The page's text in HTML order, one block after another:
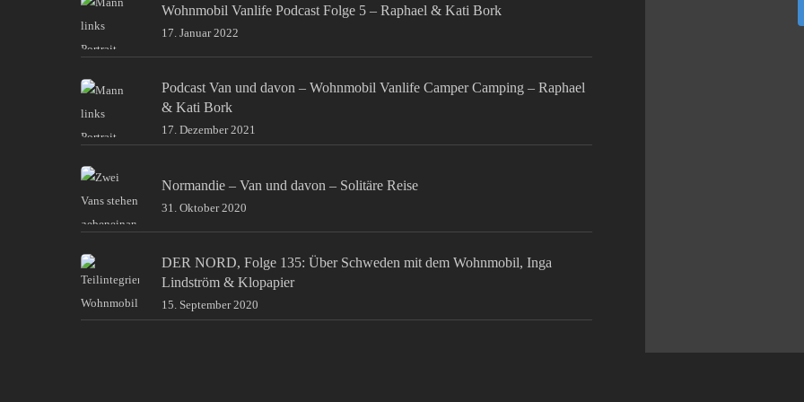
Wohnmobil Vanlife Podcast Folge 5 – Raphael & Kati Bork
17. Januar 2022
Podcast Van und davon – Wohnmobil Vanlife Camper Camping – Raphael
& Kati Bork
17. Dezember 2021
Normandie – Van und davon – Solitäre Reise
31. Oktober 2020
DER NORD, Folge 135: Über Schweden mit dem Wohnmobil, Inga
Lindström & Klopapier
15. September 2020